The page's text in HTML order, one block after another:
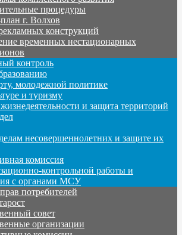
процедуры
г. Волхов
конструкций
временных нестационарных
контроль
молодежной политике
и туризму
и защита территорий
несовершеннолетних и защите их
комиссия
контрольной работы и
с органами МСУ
потребителей
совет
организации